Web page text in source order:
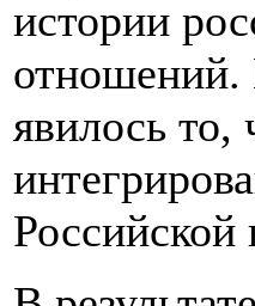
истории
отношений.
явилось